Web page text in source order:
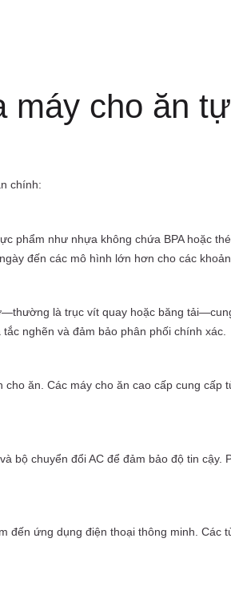
máy cho ăn
chính:
phẩm như nhựa không chứa BPA hoặc
đến các mô hình lớn hơn cho các
là trục vít quay hoặc băng
nghẽn và đảm bảo phân phối chính xác.
ăn. Các máy cho ăn cao cấp cung cấp
bộ chuyển đổi AC để đảm bảo độ tin cậy.
ứng dụng điện thoại thông minh. Các